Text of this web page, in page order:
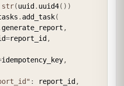
str(uuid . uuid4( ) )
. add_task(
generate_report ,
=report_id ,
idempotency_key,
: report_id ,